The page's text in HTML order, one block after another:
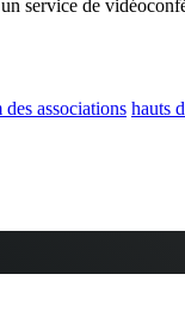
service de
associations hauts